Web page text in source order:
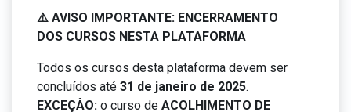
⚠️ AVISO IMPORTANTE: ENCERRAMENTO
DOS CURSOS NESTA PLATAFORMA
Todos os cursos desta plataforma devem ser
concluídos até 31 de janeiro de 2025.
EXCEÇÂO: o curso de ACOLHIMENTO DE